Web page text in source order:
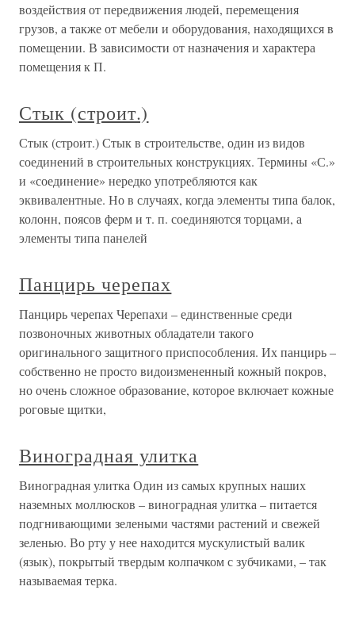
воздействия от передвижения людей, перемещения
грузов, а также от мебели и оборудования, находящихся в
помещении. В зависимости от назначения и характера
помещения к П.
Стык (строит.)
Стык (строит.) Стык в строительстве, один из видов
соединений в строительных конструкциях. Термины «С.»
и «соединение» нередко употребляются как
эквивалентные. Но в случаях, когда элементы типа балок,
колонн, поясов ферм и т. п. соединяются торцами, а
элементы типа панелей
Панцирь черепах
Панцирь черепах Черепахи – единственные среди
позвоночных животных обладатели такого
оригинального защитного приспособления. Их панцирь –
собственно не просто видоизмененный кожный покров,
но очень сложное образование, которое включает кожные
роговые щитки,
Виноградная улитка
Виноградная улитка Один из самых крупных наших
наземных моллюсков – виноградная улитка – питается
подгнивающими зелеными частями растений и свежей
зеленью. Во рту у нее находится мускулистый валик
(язык), покрытый твердым колпачком с зубчиками, – так
называемая терка.